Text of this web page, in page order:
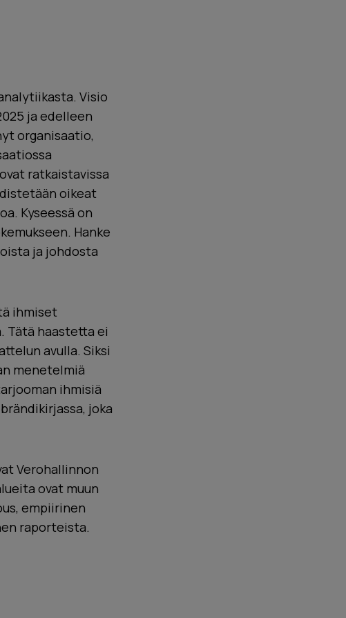
Visio
ja edelleen
organisaatio,
ratkaistavissa
oikeat
Kyseessä on
Hanke
ja johdosta
ihmiset
Tätä haastetta ei
avulla. Siksi
menetelmiä
ihmisiä
joka
Verohallinnon
ovat muun
empiirinen
raporteista.